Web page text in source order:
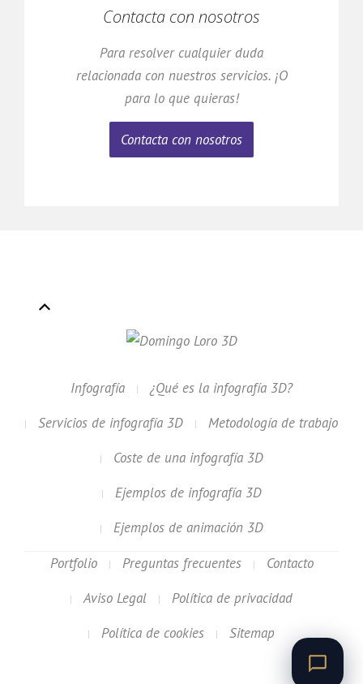
Contacta con nosotros
Para resolver cualquier duda
relacionada con nuestros servicios. ¡O
para lo que quieras!
Contacta con nosotros
Infografía
¿Qué es la infografía 3D?
Servicios de infografía 3D
Metodología de trabajo
Coste de una infografía 3D
Ejemplos de infografía 3D
Ejemplos de animación 3D
Portfolio
Preguntas frecuentes
Contacto
Aviso Legal
Política de privacidad
Política de cookies
Sitemap